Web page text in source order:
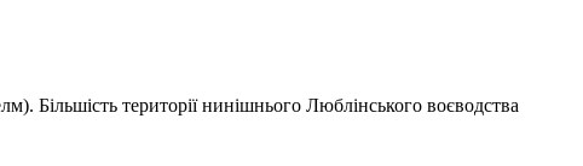
Більшість території нинішнього Люблінського воєводства